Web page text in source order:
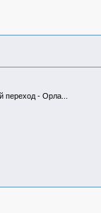
переход - Орла...